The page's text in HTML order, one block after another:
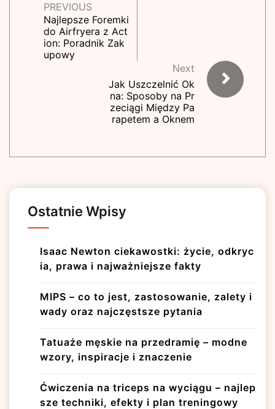
PREVIOUS
Najlepsze Foremki
do Airfryera z Act
ion: Poradnik Zak
upowy
Next
Jak Uszczelnić Ok
na: Sposoby na Pr
zeciągi Między Pa
rapetem a Oknem
Ostatnie Wpisy
Isaac Newton ciekawostki: życie, odkryc
ia, prawa i najważniejsze fakty
MIPS – co to jest, zastosowanie, zalety i
wady oraz najczęstsze pytania
Tatuaże męskie na przedramię – modne
wzory, inspiracje i znaczenie
Ćwiczenia na triceps na wyciągu – najlep
sze techniki, efekty i plan treningowy